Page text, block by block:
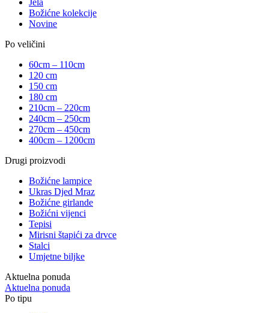
Jela
Božićne kolekcije
Novine
Po veličini
60cm – 110cm
120 cm
150 cm
180 cm
210cm – 220cm
240cm – 250cm
270cm – 450cm
400cm – 1200cm
Drugi proizvodi
Božićne lampice
Ukras Djed Mraz
Božićne girlande
Božićni vijenci
Tepisi
Mirisni štapići za drvce
Stalci
Umjetne biljke
Aktuelna ponuda
Aktuelna ponuda
Po tipu